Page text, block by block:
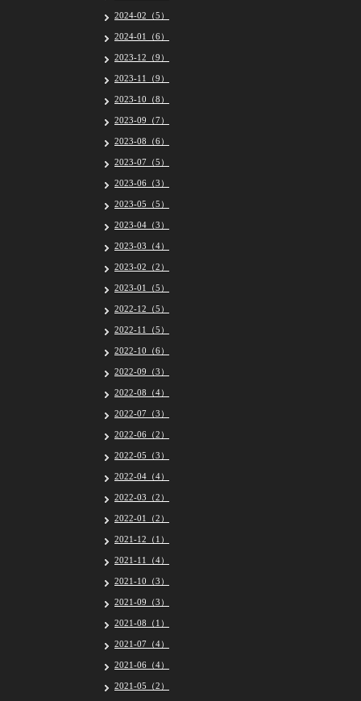
2024-02（5）
2024-01（6）
2023-12（9）
2023-11（9）
2023-10（8）
2023-09（7）
2023-08（6）
2023-07（5）
2023-06（3）
2023-05（5）
2023-04（3）
2023-03（4）
2023-02（2）
2023-01（5）
2022-12（5）
2022-11（5）
2022-10（6）
2022-09（3）
2022-08（4）
2022-07（3）
2022-06（2）
2022-05（3）
2022-04（4）
2022-03（2）
2022-01（2）
2021-12（1）
2021-11（4）
2021-10（3）
2021-09（3）
2021-08（1）
2021-07（4）
2021-06（4）
2021-05（2）